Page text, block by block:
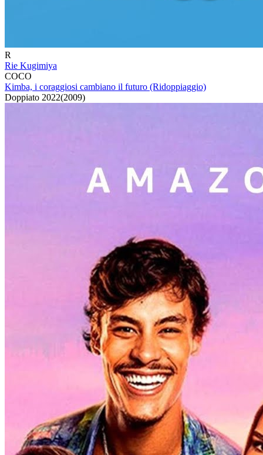
R
Rie Kugimiya
COCO
Kimba, i coraggiosi cambiano il futuro (Ridoppiaggio)
Doppiato 2022(2009)